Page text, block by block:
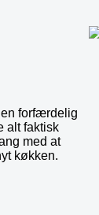
forfærdelig
alt faktisk
med at
køkken.